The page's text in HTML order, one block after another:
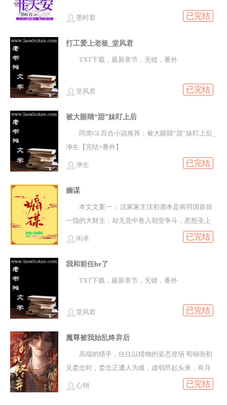
墨时君 已完结
打工爱上老板_堂风君
TXT下载，最新章节，无错，番外
堂风君 已完结
被大眼睛“甜”妹盯上后
同类GL百合小说推荐：被大眼睛“甜”妹盯上后_
净生【完结+番外】
净生 已完结
嫡谋
本文文案一： 沈家家主沈初酒本是南羽国首屈
一指的大财主，却无意中卷入朝堂争斗，惹怒圣上
牵连族人，沈家上下几百口人被押入大理寺听候发
到了当今摄政王战..
闲承 已完结
我和前任he了
TXT下载，最新章节，无错，番外
堂风君 已完结
魔尊被我始乱终弃后
高端的猎手，往往以猎物的姿态登场 荀锦尧初
见娄念时，娄念正遭人为难，虚弱昂起头来，有月
光漏过竹叶，洒于覆在他双目的一道白纱，薄唇微
心翎 已完结